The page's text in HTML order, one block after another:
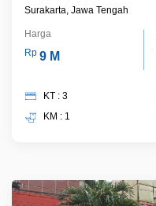
Surakarta, Jawa Tengah
Harga
Rp 9 M
KT : 3
KM : 1